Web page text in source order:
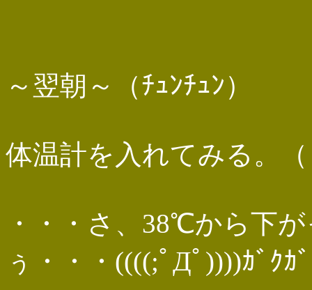
～翌朝～（ﾁｭﾝﾁｭﾝ）
体温計を入れてみる。（
・・・さ、38℃から下
ぅ・・・((((;ﾟДﾟ))))ｶﾞｸｶ